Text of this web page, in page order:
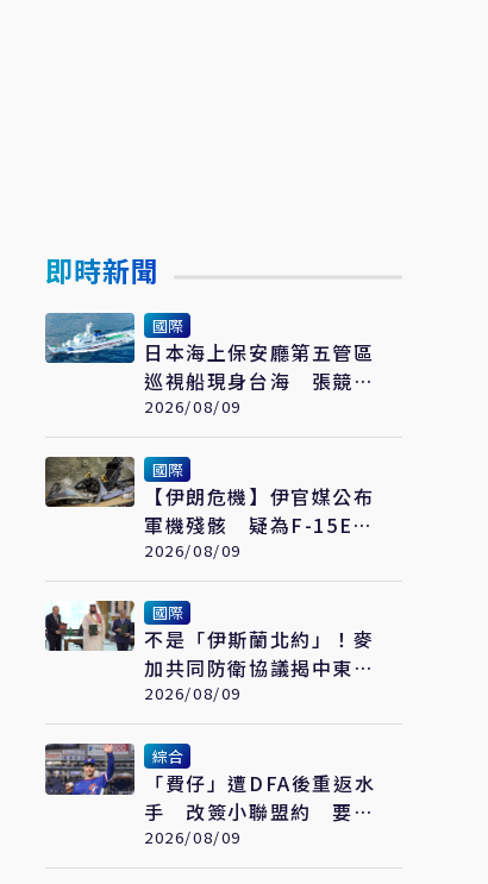
即時新聞
國際
日本海上保安廳第五管區
巡視船現身台海 張競示
警：避颱風也要關注航行
動向
2026/08/09
國際
【伊朗危機】伊官媒公布
軍機殘骸 疑為F-15E
美尚未證實遭擊落
2026/08/09
國際
不是「伊斯蘭北約」！麥
加共同防衛協議揭中東新
變化 台灣該看懂「多層
次安全」
2026/08/09
綜合
「費仔」遭DFA後重返水
手 改簽小聯盟約 要從
3A拚回大聯盟
2026/08/09